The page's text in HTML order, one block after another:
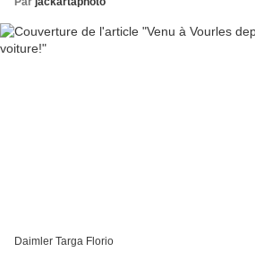
Daimler Targa Florio